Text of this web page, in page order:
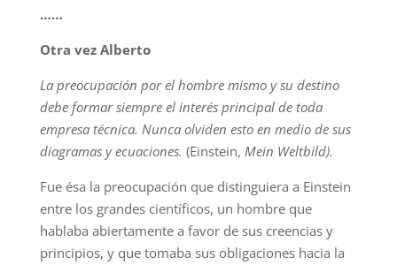
……
Otra vez Alberto
La preocupación por el hombre mismo y su destino
debe formar siempre el interés principal de toda
empresa técnica. Nunca olviden esto en medio de sus
diagramas y ecuaciones. (Einstein, Mein Weltbild).
Fue ésa la preocupación que distinguiera a Einstein
entre los grandes científicos, un hombre que
hablaba abiertamente a favor de sus creencias y
principios, y que tomaba sus obligaciones hacia la